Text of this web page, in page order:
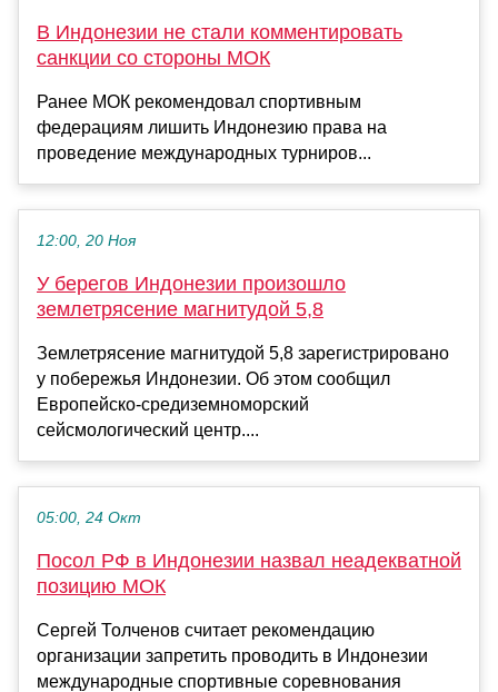
В Индонезии не стали комментировать
санкции со стороны МОК
Ранее МОК рекомендовал спортивным
федерациям лишить Индонезию права на
проведение международных турниров...
12:00, 20 Ноя
У берегов Индонезии произошло
землетрясение магнитудой 5,8
Землетрясение магнитудой 5,8 зарегистрировано
у побережья Индонезии. Об этом сообщил
Европейско-средиземноморский
сейсмологический центр....
05:00, 24 Окт
Посол РФ в Индонезии назвал неадекватной
позицию МОК
Сергей Толченов считает рекомендацию
организации запретить проводить в Индонезии
международные спортивные соревнования